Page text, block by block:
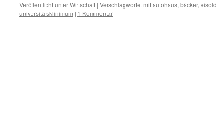
Veröffentlicht unterWirtschaft | Verschlagwortet mitautohaus, bäcker, eisold
universitätsklinimum | 1 Kommentar